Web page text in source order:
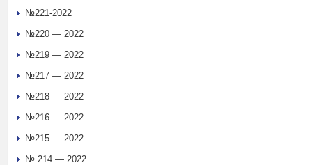
№221-2022
№220 — 2022
№219 — 2022
№217 — 2022
№218 — 2022
№216 — 2022
№215 — 2022
№ 214 — 2022